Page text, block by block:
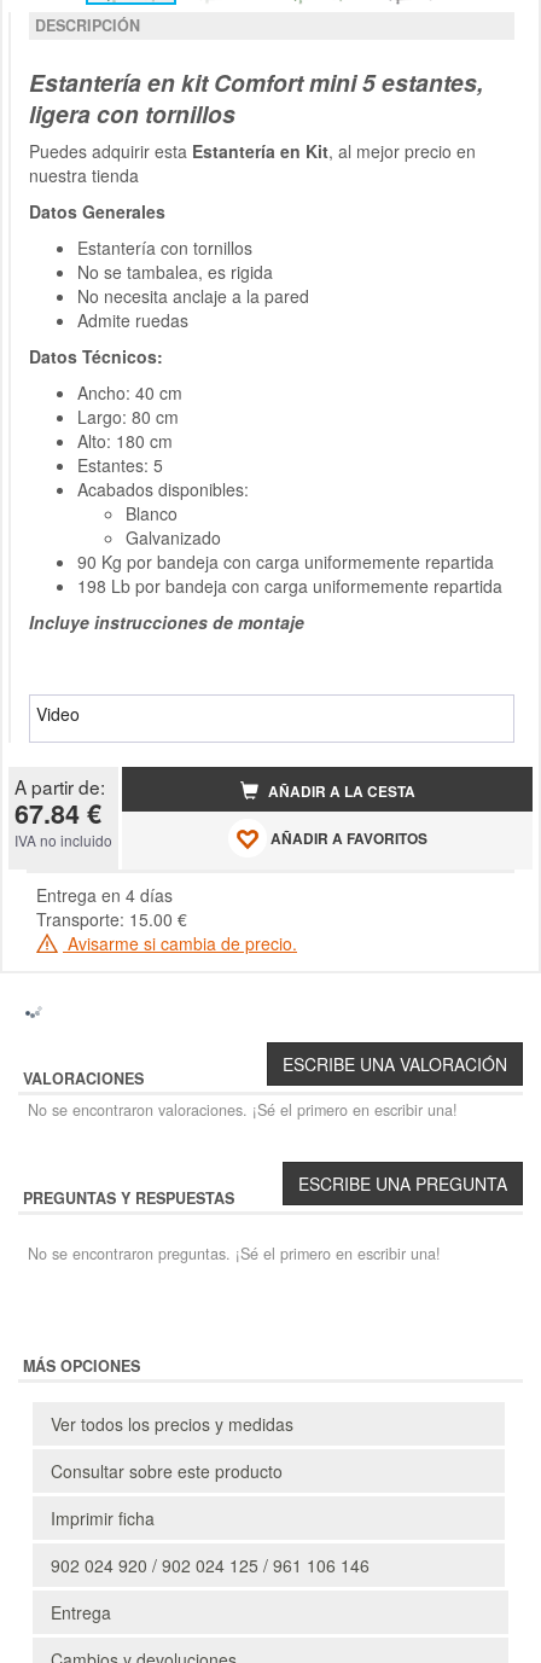
DESCRIPCIÓN
Estantería en kit Comfort mini 5 estantes,
ligera con tornillos
Puedes adquirir esta Estantería en Kit, al mejor precio en
nuestra tienda
Datos Generales
Estantería con tornillos
No se tambalea, es rigida
No necesita anclaje a la pared
Admite ruedas
Datos Técnicos:
Ancho: 40 cm
Largo: 80 cm
Alto: 180 cm
Estantes: 5
Acabados disponibles:
Blanco
Galvanizado
90 Kg por bandeja con carga uniformemente repartida
198 Lb por bandeja con carga uniformemente repartida
Incluye instrucciones de montaje
Video
A partir de:
67.84 €
IVA no incluido
AÑADIR A LA CESTA
AÑADIR A FAVORITOS
Entrega en 4 días
Transporte: 15.00 €
Avisarme si cambia de precio.
VALORACIONES
No se encontraron valoraciones. ¡Sé el primero en escribir una!
PREGUNTAS Y RESPUESTAS
No se encontraron preguntas. ¡Sé el primero en escribir una!
MÁS OPCIONES
Ver todos los precios y medidas
Consultar sobre este producto
Imprimir ficha
902 024 920 / 902 024 125 / 961 106 146
Entrega